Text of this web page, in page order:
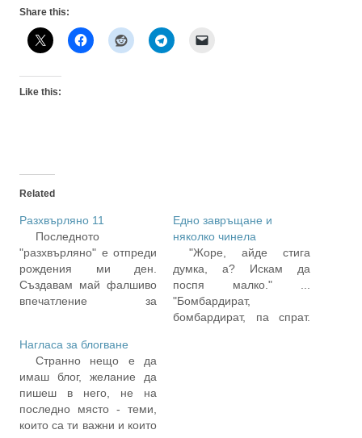
Share this:
Like this:
Related
Разхвърляно 11
Последното
"разхвърляно" е отпреди
рождения ми ден.
Създавам май фалшиво
впечатление за
написал досега това е,
че ми е толкова
разхвърляно, че чак не
успявах да напиша. Или
пък да се сетя писах ли
вече, не писах ли...
Едно завръщане и
няколко чинела
"Жоре, айде стига
думка, а? Искам да
поспя малко." ...
"Бомбардират,
бомбардират, па спрат.
Нагласа за блогване
Странно нещо е да
имаш блог, желание да
пишеш в него, не на
последно място - теми,
които са ти важни и които